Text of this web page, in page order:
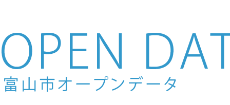
Skip to main content